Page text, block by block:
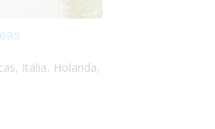
, Italia, Holanda,